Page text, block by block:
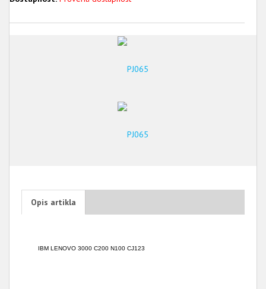
Opis artikla
IBM LENOVO 3000 C200 N100 CJ123